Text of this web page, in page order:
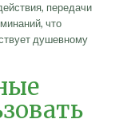
передачи
что
душевному